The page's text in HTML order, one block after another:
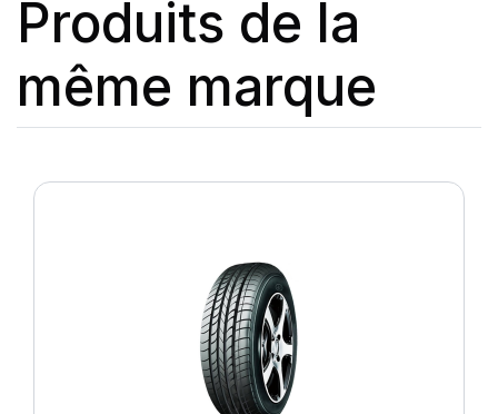
Produits de la
même marque